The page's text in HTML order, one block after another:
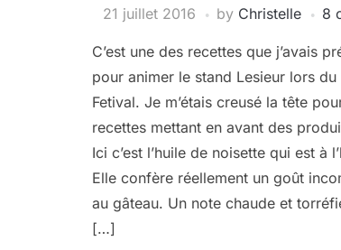
21 juillet 2016 by Christelle 8
C’est une des recettes que j’avais
pour animer le stand Lesieur lors du
Fetival. Je m’étais creusé la tête
recettes mettant en avant des
Ici c’est l’huile de noisette qui est à
Elle confère réellement un goût
au gâteau. Un note chaude et
[…]